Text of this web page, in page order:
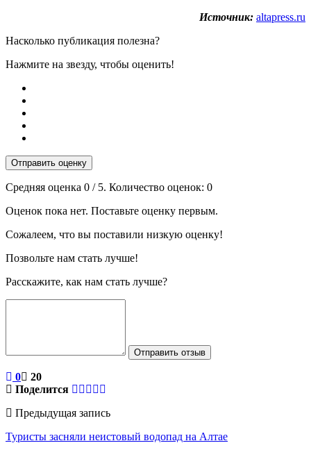
Источник: altapress.ru
Насколько публикация полезна?
Нажмите на звезду, чтобы оценить!
Отправить оценку
Средняя оценка 0 / 5. Количество оценок: 0
Оценок пока нет. Поставьте оценку первым.
Сожалеем, что вы поставили низкую оценку!
Позвольте нам стать лучше!
Расскажите, как нам стать лучше?
Отправить отзыв
0
20
Поделится
Предыдущая запись
Туристы засняли неистовый водопад на Алтае